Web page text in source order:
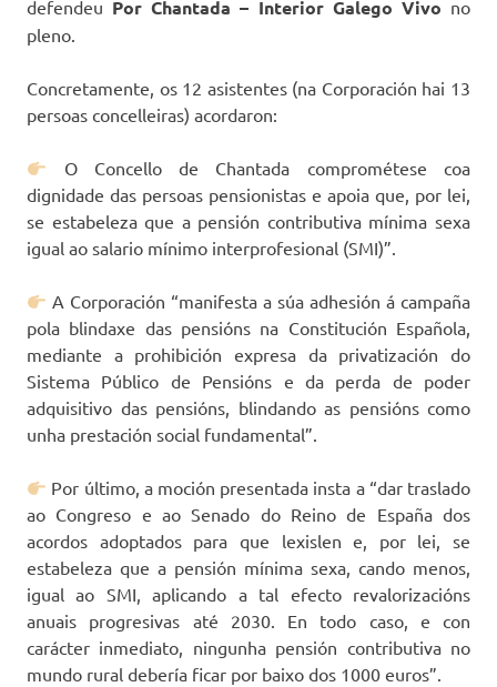
defendeu Por Chantada – Interior Galego Vivo no
pleno.
Concretamente, os 12 asistentes (na Corporación hai 13
persoas concelleiras) acordaron:
O Concello de Chantada comprométese coa
dignidade das persoas pensionistas e apoia que, por lei,
se estabeleza que a pensión contributiva mínima sexa
igual ao salario mínimo interprofesional (SMI)”.
A Corporación “manifesta a súa adhesión á campaña
pola blindaxe das pensións na Constitución Española,
mediante a prohibición expresa da privatización do
Sistema Público de Pensións e da perda de poder
adquisitivo das pensións, blindando as pensións como
unha prestación social fundamental”.
Por último, a moción presentada insta a “dar traslado
ao Congreso e ao Senado do Reino de España dos
acordos adoptados para que lexislen e, por lei, se
estabeleza que a pensión mínima sexa, cando menos,
igual ao SMI, aplicando a tal efecto revalorizacións
anuais progresivas até 2030. En todo caso, e con
carácter inmediato, ningunha pensión contributiva no
mundo rural debería ficar por baixo dos 1000 euros”.